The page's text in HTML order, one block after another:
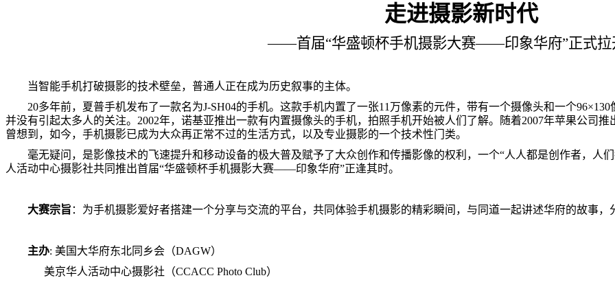
走进摄影新时代
——首届“华盛顿杯手机摄影大赛——印象华府”正式拉
当智能手机打破摄影的技术壁垒，普通人正在成为历史叙事的主体。
20多年前，夏普手机发布了一款名为J-SH04的手机。这款手机内置了一张11 万像素的元件，带有一个摄像头和一个96×130
并没有引起太多人的关注。 2002年，诺基亚推出一款有内置摄像头的手机，拍照手机开始被人们了解。随着2007年苹果公司推
曾想到，如今，手机摄影已成为大众再正常不过的生活方式，以及专业摄影的一个技术性门类。
毫无疑问，是影像技术的飞速提升和移动设备的极大普及赋予了大众创作和传播影像的权利，一个“人人都是创作者，人
人活动中心摄影社共同推出首届“华盛顿杯手机摄影大赛——印象华府”正逢其时。
大赛宗旨 ：为手机摄影爱好者搭建一个分享与交流的平台，共同体验手机摄影的精彩瞬间，与同道一起讲述华府的故事，
主办: 美国大华府东北同乡会（DAGW）
美京华人活动中心摄影社（CCACC Photo Club）